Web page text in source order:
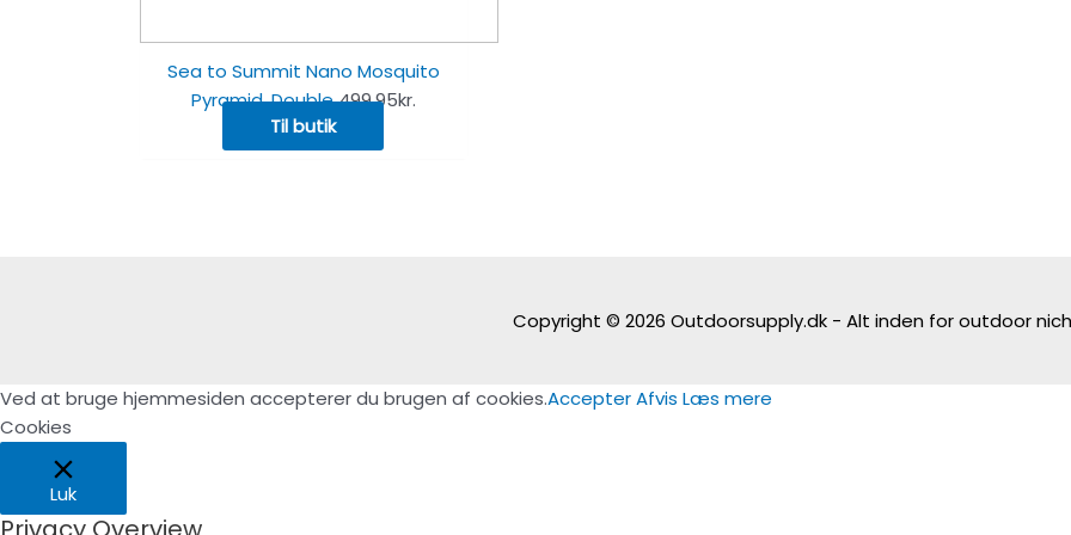
Sea to Summit Nano Mosquito
Pyramid, Double499.95kr.
Til butik
Copyright © 2026 Outdoorsupply.dk - Alt inden for outdoor
Ved at bruge hjemmesiden accepterer du brugen af cookies.AccepterAfvis Læs mere
Cookies
Luk